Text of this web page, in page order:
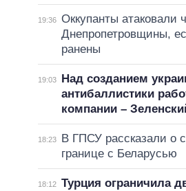
19:36 Оккупанты атаковали
Днепропетровщины,
ранены
19:03
Над созданием
антибаллистики
компании –
18:23
В ГПСУ рассказали о
границе с Беларусью
18:12 Турция ограничила